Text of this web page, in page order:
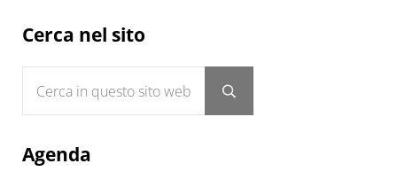
Sidebar
Cerca nel sito
Submit search
Agenda